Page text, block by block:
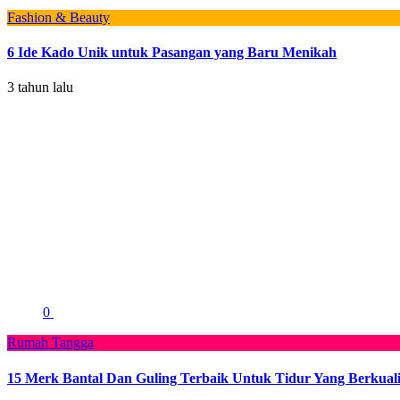
Fashion & Beauty
6 Ide Kado Unik untuk Pasangan yang Baru Menikah
3 tahun lalu
0
Rumah Tangga
15 Merk Bantal Dan Guling Terbaik Untuk Tidur Yang